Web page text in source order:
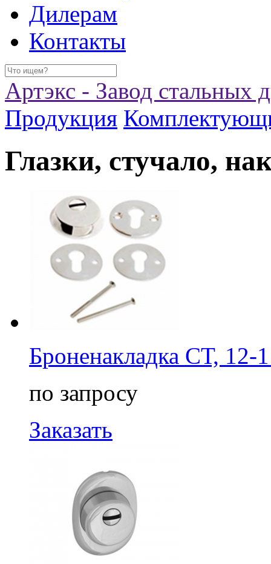
Дилерам
Контакты
Артэкс - Завод стальных
Продукция
Глазки, стучало,
Броненакладка СТ, 12-
по запросу
Заказать